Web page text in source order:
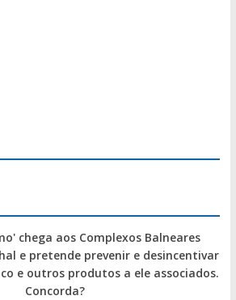
chega aos Complexos Balneares
e pretende prevenir e desincentivar
e outros produtos a ele associados.
Concorda?